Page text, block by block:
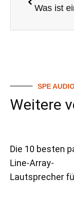
SPE
Weitere
Die 10 besten
Line-Array-
Lautsprecher